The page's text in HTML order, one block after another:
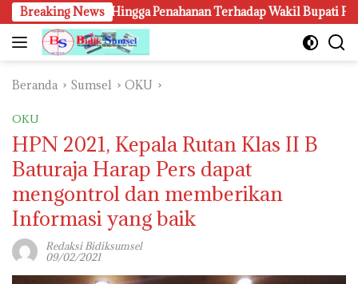
Langsung
ke
konten
Breaking News
Hingga Penahanan Terhadap Wakil Bupati Pali Patut
Beranda Sumsel OKU
OKU
HPN 2021, Kepala Rutan Klas II B
Baturaja Harap Pers dapat
mengontrol dan memberikan
Informasi yang baik
Redaksi Bidiksumsel
09/02/2021